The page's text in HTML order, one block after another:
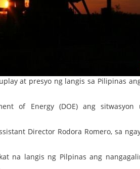
at presyo ng langis sa Pilipinas
of Energy (DOE) ang
Director Rodora Romero, sa
na langis ng Pilpinas ang